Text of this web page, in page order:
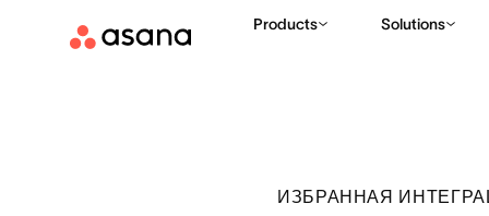
Products Solutions
ИЗБРАННАЯ